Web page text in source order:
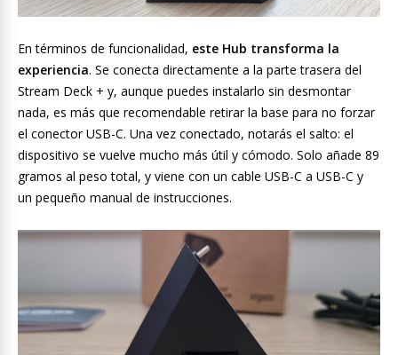
En términos de funcionalidad, este Hub transforma la
experiencia. Se conecta directamente a la parte trasera del
Stream Deck + y, aunque puedes instalarlo sin desmontar
nada, es más que recomendable retirar la base para no forzar
el conector USB-C. Una vez conectado, notarás el salto: el
dispositivo se vuelve mucho más útil y cómodo. Solo añade 89
gramos al peso total, y viene con un cable USB-C a USB-C y
un pequeño manual de instrucciones.